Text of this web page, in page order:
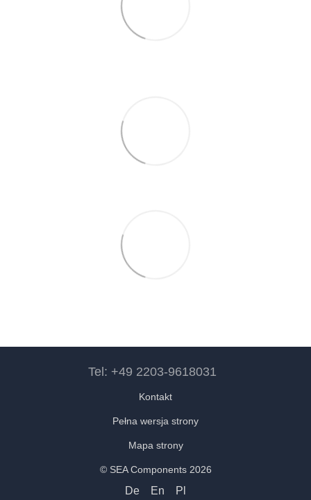
Tel: +49 2203-9618031
Kontakt
Pełna wersja strony
Mapa strony
© SEA Components 2026
De En Pl